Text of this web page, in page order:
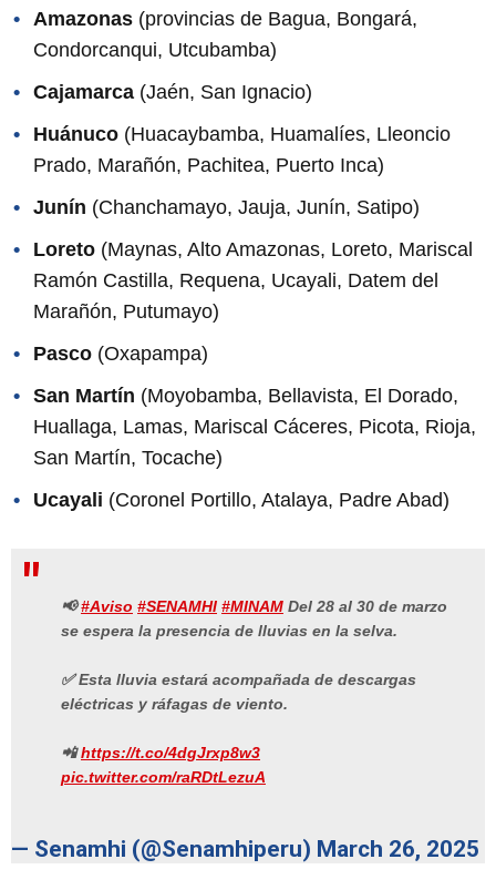
Amazonas (provincias de Bagua, Bongará,
Condorcanqui, Utcubamba)
Cajamarca (Jaén, San Ignacio)
Huánuco (Huacaybamba, Huamalíes, Lleoncio
Prado, Marañón, Pachitea, Puerto Inca)
Junín (Chanchamayo, Jauja, Junín, Satipo)
Loreto (Maynas, Alto Amazonas, Loreto, Mariscal
Ramón Castilla, Requena, Ucayali, Datem del
Marañón, Putumayo)
Pasco (Oxapampa)
San Martín (Moyobamba, Bellavista, El Dorado,
Huallaga, Lamas, Mariscal Cáceres, Picota, Rioja,
San Martín, Tocache)
Ucayali (Coronel Portillo, Atalaya, Padre Abad)
📢#Aviso #SENAMHI #MINAM Del 28 al 30 de marzo
se espera la presencia de lluvias en la selva.
✅ Esta lluvia estará acompañada de descargas
eléctricas y ráfagas de viento.
📲https://t.co/4dgJrxp8w3
pic.twitter.com/raRDtLezuA
— Senamhi (@Senamhiperu) March 26, 2025